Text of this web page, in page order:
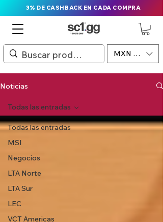
3% DE CASHBACK EN CADA COMPRA
MXN ($)
Noticias
Todas las entradas
MSI
Negocios
LTA Norte
LTA Sur
LEC
VCT Americas
Todas las entradas